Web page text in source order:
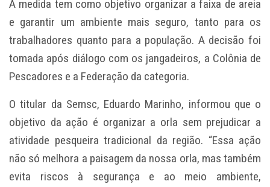
A medida tem como objetivo organizar a faixa de areia
e garantir um ambiente mais seguro, tanto para os
trabalhadores quanto para a população. A decisão foi
tomada após diálogo com os jangadeiros, a Colônia de
Pescadores e a Federação da categoria.
O titular da Semsc, Eduardo Marinho, informou que o
objetivo da ação é organizar a orla sem prejudicar a
atividade pesqueira tradicional da região. “Essa ação
não só melhora a paisagem da nossa orla, mas também
evita riscos à segurança e ao meio ambiente,